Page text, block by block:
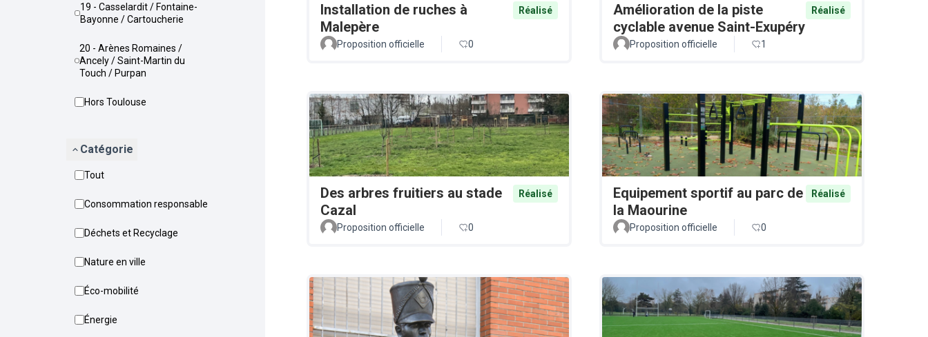
19 - Casselardit / Fontaine-
Bayonne / Cartoucherie
20 - Arènes Romaines /
Ancely / Saint-Martin du
Touch / Purpan
Hors Toulouse
Catégorie
Tout
Consommation responsable
Déchets et Recyclage
Nature en ville
Éco-mobilité
Énergie
Installation de ruches à
Malepère
Réalisé
Proposition officielle 0
Amélioration de la piste
cyclable avenue Saint-Exupéry
Réalisé
Proposition officielle 1
Des arbres fruitiers au stade
Cazal
Réalisé
Proposition officielle 0
Equipement sportif au parc de
la Maourine
Réalisé
Proposition officielle 0